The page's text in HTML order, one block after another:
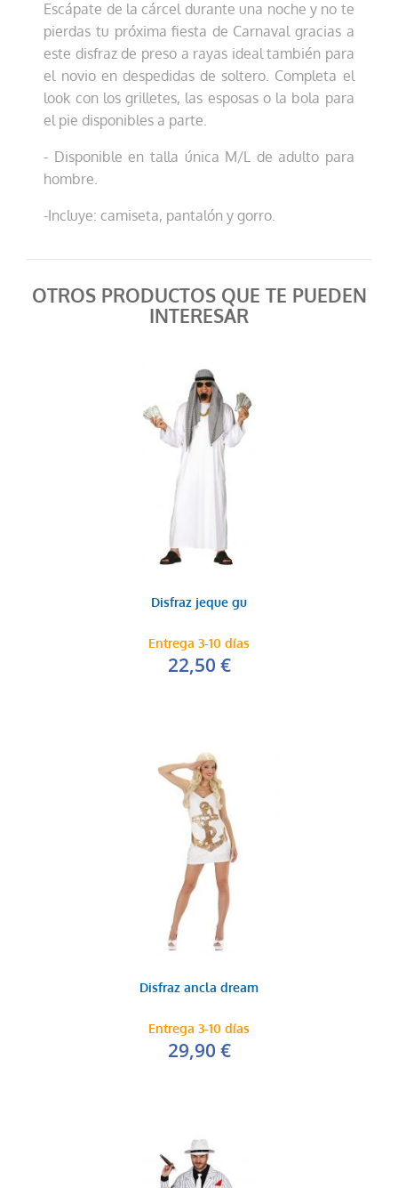
Escápate de la cárcel durante una noche y no te
pierdas tu próxima fiesta de Carnaval gracias a
este disfraz de preso a rayas ideal también para
el novio en despedidas de soltero. Completa el
look con los grilletes, las esposas o la bola para
el pie disponibles a parte.
- Disponible en talla única M/L de adulto para
hombre.
-Incluye: camiseta, pantalón y gorro.
OTROS PRODUCTOS QUE TE PUEDEN
INTERESAR
Disfraz jeque gu
Entrega 3-10 días
22,50 €
Disfraz ancla dream
Entrega 3-10 días
29,90 €